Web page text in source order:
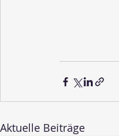
Aktuelle Beiträge